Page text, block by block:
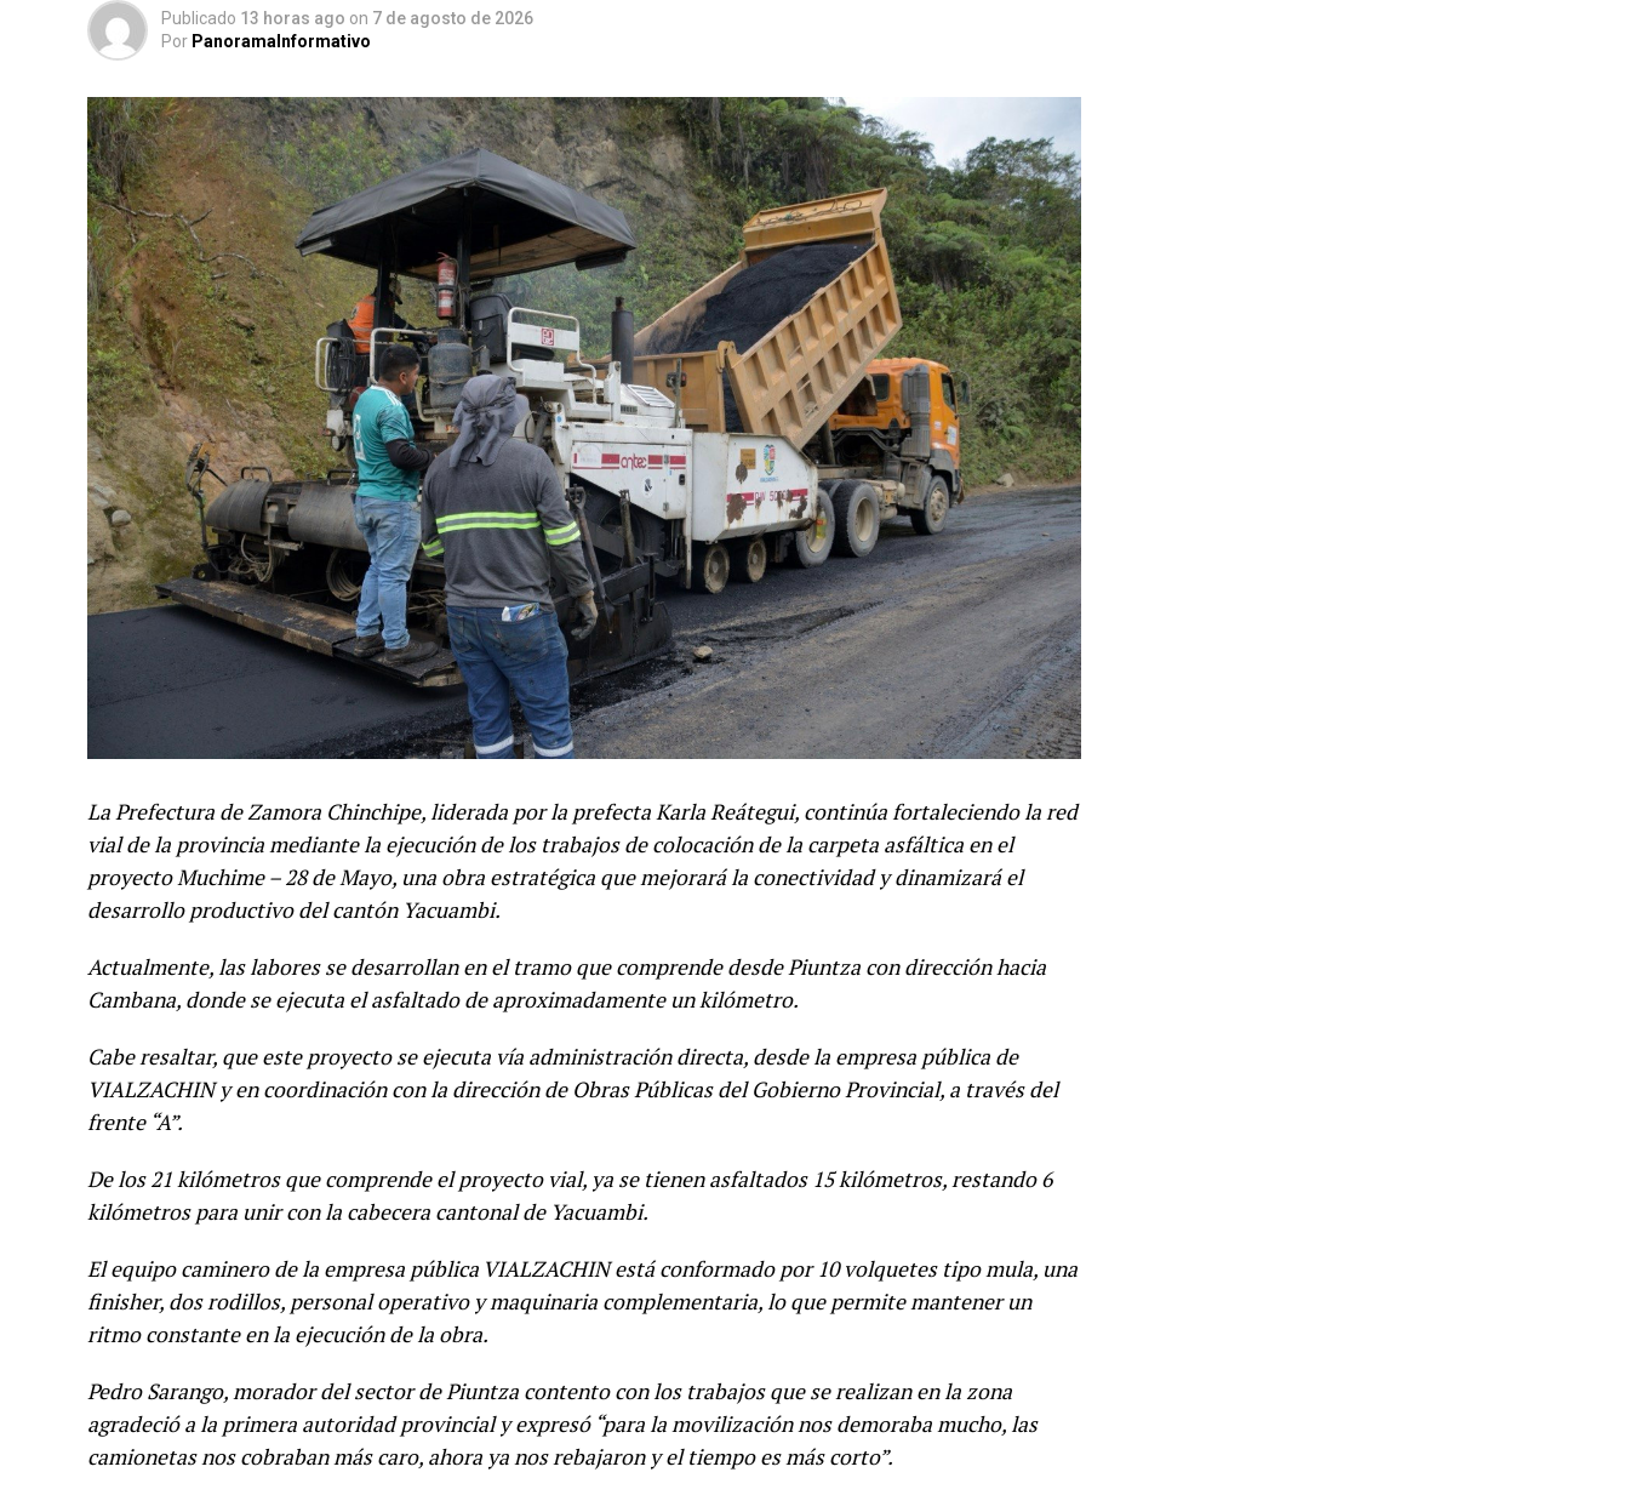
Publicado 13 horas ago on 7 de agosto de 2026
Por PanoramaInformativo
La Prefectura de Zamora Chinchipe, liderada por la prefecta Karla Reátegui, continúa fortaleciendo la red
vial de la provincia mediante la ejecución de los trabajos de colocación de la carpeta asfáltica en el
proyecto Muchime – 28 de Mayo, una obra estratégica que mejorará la conectividad y dinamizará el
desarrollo productivo del cantón Yacuambi.
Actualmente, las labores se desarrollan en el tramo que comprende desde Piuntza con dirección hacia
Cambana, donde se ejecuta el asfaltado de aproximadamente un kilómetro.
Cabe resaltar, que este proyecto se ejecuta vía administración directa, desde la empresa pública de
VIALZACHIN y en coordinación con la dirección de Obras Públicas del Gobierno Provincial, a través del
frente “A”.
De los 21 kilómetros que comprende el proyecto vial, ya se tienen asfaltados 15 kilómetros, restando 6
kilómetros para unir con la cabecera cantonal de Yacuambi.
El equipo caminero de la empresa pública VIALZACHIN está conformado por 10 volquetes tipo mula, una
finisher, dos rodillos, personal operativo y maquinaria complementaria, lo que permite mantener un
ritmo constante en la ejecución de la obra.
Pedro Sarango, morador del sector de Piuntza contento con los trabajos que se realizan en la zona
agradeció a la primera autoridad provincial y expresó “para la movilización nos demoraba mucho, las
camionetas nos cobraban más caro, ahora ya nos rebajaron y el tiempo es más corto”.